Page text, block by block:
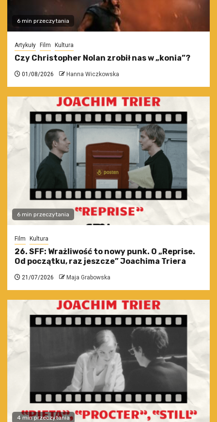
6 min przeczytania
Artykuły Film Kultura
Czy Christopher Nolan zrobił nas w „konia”?
01/08/2026 Hanna Wiczkowska
6 min przeczytania
Film Kultura
26. SFF: Wrażliwość to nowy punk. O „Reprise.
Od początku, raz jeszcze” Joachima Triera
21/07/2026 Maja Grabowska
4 min przeczytania